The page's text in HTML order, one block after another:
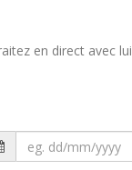
en direct avec lui